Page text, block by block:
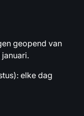
geopend van
januari.
elke dag